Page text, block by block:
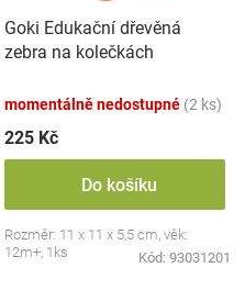
Goki Edukační dřevěná
zebra na kolečkách
momentálně nedostupné (2 ks)
225 Kč
Do košíku
Rozměr: 11 x 11 x 5,5 cm, věk:
12m+, 1ks
Kód: 93031201